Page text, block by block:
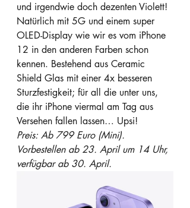
und irgendwie doch dezenten Violett!
Natürlich mit 5G und einem super
OLED-Display wie wir es vom iPhone
12 in den anderen Farben schon
kennen. Bestehend aus Ceramic
Shield Glas mit einer 4x besseren
Sturz­festigkeit; für all die unter uns,
die ihr iPhone viermal am Tag aus
Versehen fallen lassen… Upsi!
Preis: Ab 799 Euro (Mini).
Vorbestellen ab 23. April um 14 Uhr,
verfügbar ab 30. April.